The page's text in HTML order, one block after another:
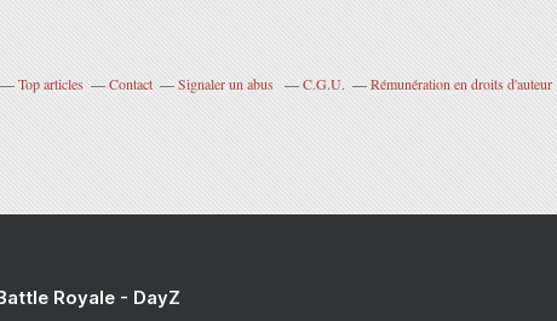
Top articles Contact Signaler un abus C.G.U. Rémunération en droits d'auteur
Royale - DayZ